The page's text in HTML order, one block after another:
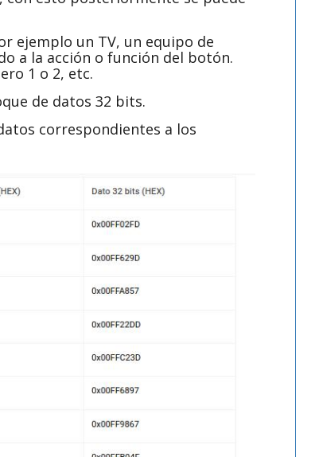
ejemplo un TV, un equipo de
a la acción o función del botón.
1 o 2, etc.
de datos 32 bits.
correspondientes a los